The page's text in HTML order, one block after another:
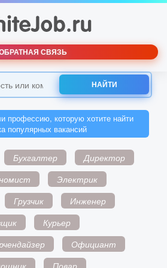
СВЯЗЬ
НАЙТИ
профессию, которую хотите найти
популярных вакансий
Бухгалтер
Директор
Электрик
Грузчик
Инженер
Курьер
Официант
Повар